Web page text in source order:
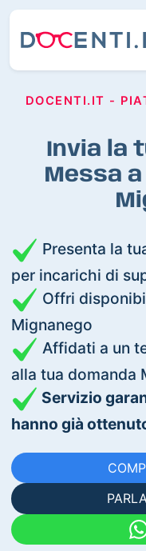
DOCENTI.IT -
Invia la
Messa
Presenta la
per incarichi di
Offri
Mignanego
Affidati a un
alla tua domanda
Servizio
hanno già